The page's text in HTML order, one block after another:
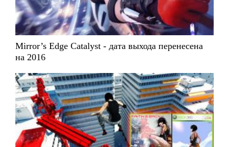
Mirror’s Edge Catalyst - дата выхода перенесена
на 2016